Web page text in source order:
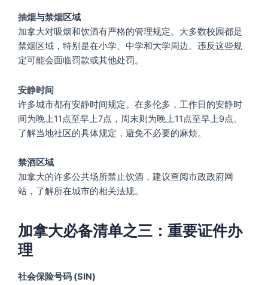
抽烟与禁烟区域
加拿大对吸烟和饮酒有严格的管理规定。大多数校园都是
禁烟区域，特别是在小学、中学和大学周边。违反这些规
定可能会面临罚款或其他处罚。
安静时间
许多城市都有安静时间规定。在多伦多，工作日的安静时
间为晚上11点至早上7点，周末则为晚上11点至早上9点。
了解当地社区的具体规定，避免不必要的麻烦。
禁酒区域
加拿大的许多公共场所禁止饮酒，建议查阅市政政府网
站，了解所在城市的相关法规。
加拿大必备清单之三：重要证件办
理
社会保险号码 (SIN)